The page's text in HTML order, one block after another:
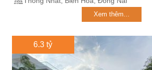
Xem thêm...
6.3 tỷ